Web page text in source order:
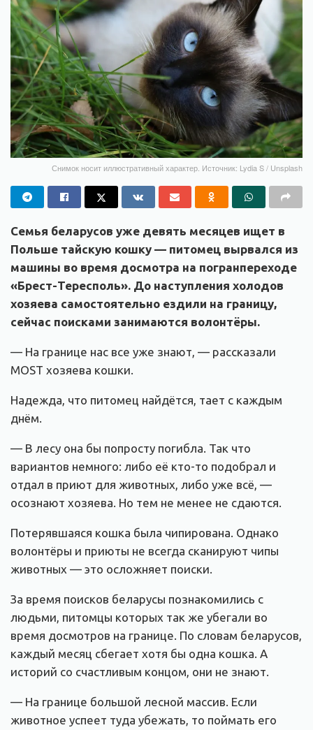
Снимок носит иллюстративный характер. Источник: Lydia S / Unsplash
Семья беларусов уже девять месяцев ищет в
Польше тайскую кошку — питомец вырвался из
машины во время досмотра на погранпереходе
«Брест-Тересполь». До наступления холодов
хозяева самостоятельно ездили на границу,
сейчас поисками занимаются волонтёры.
— На границе нас все уже знают, — рассказали
MOST хозяева кошки.
Надежда, что питомец найдётся, тает с каждым
днём.
— В лесу она бы попросту погибла. Так что
вариантов немного: либо её кто-то подобрал и
отдал в приют для животных, либо уже всё, —
осознают хозяева. Но тем не менее не сдаются.
Потерявшаяся кошка была чипирована. Однако
волонтёры и приюты не всегда сканируют чипы
животных — это осложняет поиски.
За время поисков беларусы познакомились с
людьми, питомцы которых так же убегали во
время досмотров на границе. По словам беларусов,
каждый месяц сбегает хотя бы одна кошка. А
историй со счастливым концом, они не знают.
— На границе большой лесной массив. Если
животное успеет туда убежать, то поймать его